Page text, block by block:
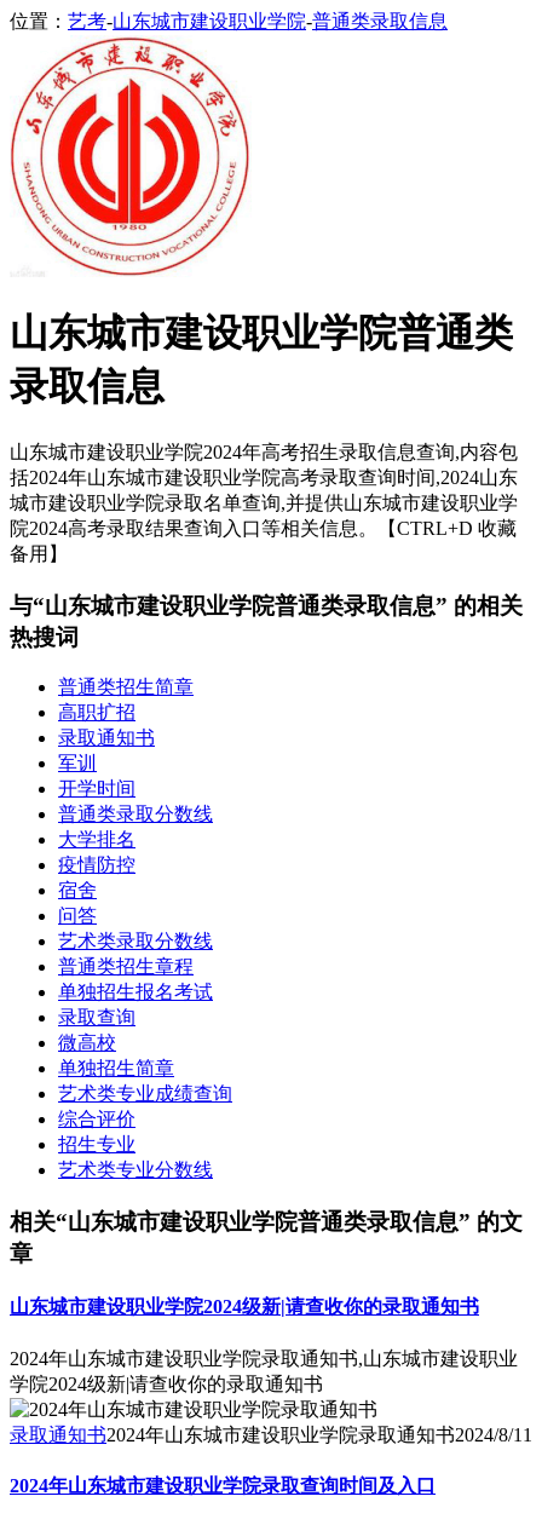
位置： 艺考-山东城市建设职业学院-普通类录取信息
山东城市建设职业学院普通类
录取信息
山东城市建设职业学院2024年高考招生录取信息查询,内容包
括2024年山东城市建设职业学院高考录取查询时间,2024山东
城市建设职业学院录取名单查询,并提供山东城市建设职业学
院2024高考录取结果查询入口等相关信息。【CTRL+D 收藏
备用】
与“山东城市建设职业学院普通类录取信息” 的相关
热搜词
普通类招生简章
高职扩招
录取通知书
军训
开学时间
普通类录取分数线
大学排名
疫情防控
宿舍
问答
艺术类录取分数线
普通类招生章程
单独招生报名考试
录取查询
微高校
单独招生简章
艺术类专业成绩查询
综合评价
招生专业
艺术类专业分数线
相关“山东城市建设职业学院普通类录取信息” 的文
章
山东城市建设职业学院2024级新|请查收你的录取通知书
2024年山东城市建设职业学院录取通知书,山东城市建设职业
学院2024级新|请查收你的录取通知书
录取通知书2024年山东城市建设职业学院录取通知书2024/8/11
2024年山东城市建设职业学院录取查询时间及入口